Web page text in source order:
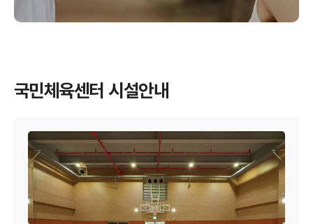
국민체육센터 시설안내